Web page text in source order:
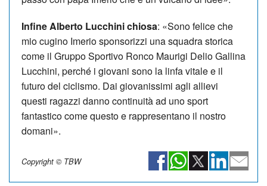
Infine Alberto Lucchini chiosa: «Sono felice che
mio cugino Imerio sponsorizzi una squadra storica
come il Grup­po Sportivo Ronco Mau­rigi Delio Gallina
Luc­chi­ni, perché i giovani so­no la linfa vitale e il
futuro del ciclismo. Dai giovanissimi agli allievi
questi ra­gazzi danno continuità ad uno sport
fantastico come questo e rappresentano il nostro
domani».
Copyright © TBW